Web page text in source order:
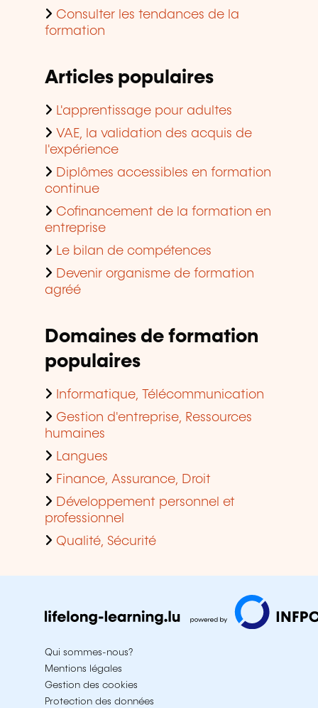
Consulter les tendances de la
formation
Articles populaires
L'apprentissage pour adultes
VAE, la validation des acquis de
l'expérience
Diplômes accessibles en formation
continue
Cofinancement de la formation en
entreprise
Le bilan de compétences
Devenir organisme de formation
agréé
Domaines de formation
populaires
Informatique, Télécommunication
Gestion d'entreprise, Ressources
humaines
Langues
Finance, Assurance, Droit
Développement personnel et
professionnel
Qualité, Sécurité
Qui sommes-nous?
Mentions légales
Gestion des cookies
Protection des données